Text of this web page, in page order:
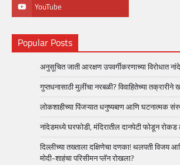
YouTube
Popular Posts
अनुसूचित जाती आरक्षण उपवर्गीकरणाच्या विरोधात
गुप्तधनासाठी मुलींचा नरबळी? विवाहितेच्या
लोकशाहीच्या पिंजऱ्यात धनुष्यबाण आणि घटनात्मक
नांदेडमध्ये घरफोडी, मंदिरातील दानपेटी फोडून
दिल्लीच्या तख्ताला दक्षिणेचा दणका! थलपती विजय
मोदी-शाहंचा परिसीमन प्लॅन रोखला?